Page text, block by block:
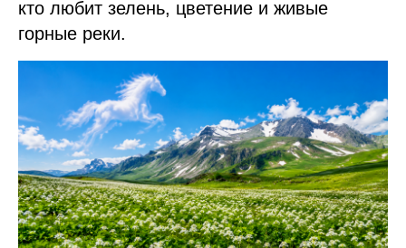
кто любит зелень, цветение и живые
горные реки.